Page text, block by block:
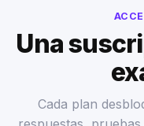
Una
Cada plan